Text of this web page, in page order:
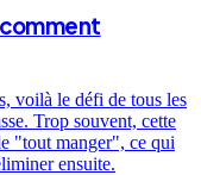
comment
voilà le défi de tous les
Trop souvent, cette
"tout manger", ce qui
ensuite.